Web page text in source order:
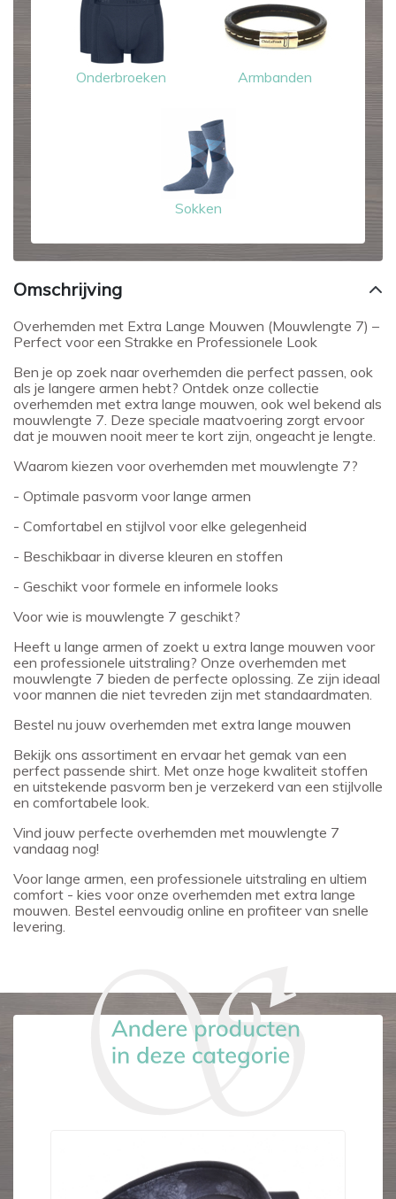
Onderbroeken Armbanden
Sokken
Omschrijving
Overhemden met Extra Lange Mouwen (Mouwlengte 7) –
Perfect voor een Strakke en Professionele Look
Ben je op zoek naar overhemden die perfect passen, ook
als je langere armen hebt? Ontdek onze collectie
overhemden met extra lange mouwen, ook wel bekend als
mouwlengte 7. Deze speciale maatvoering zorgt ervoor
dat je mouwen nooit meer te kort zijn, ongeacht je lengte.
Waarom kiezen voor overhemden met mouwlengte 7?
- Optimale pasvorm voor lange armen
- Comfortabel en stijlvol voor elke gelegenheid
- Beschikbaar in diverse kleuren en stoffen
- Geschikt voor formele en informele looks
Voor wie is mouwlengte 7 geschikt?
Heeft u lange armen of zoekt u extra lange mouwen voor
een professionele uitstraling? Onze overhemden met
mouwlengte 7 bieden de perfecte oplossing. Ze zijn ideaal
voor mannen die niet tevreden zijn met standaardmaten.
Bestel nu jouw overhemden met extra lange mouwen
Bekijk ons assortiment en ervaar het gemak van een
perfect passende shirt. Met onze hoge kwaliteit stoffen
en uitstekende pasvorm ben je verzekerd van een stijlvolle
en comfortabele look.
Vind jouw perfecte overhemden met mouwlengte 7
vandaag nog!
Voor lange armen, een professionele uitstraling en ultiem
comfort - kies voor onze overhemden met extra lange
mouwen. Bestel eenvoudig online en profiteer van snelle
levering.